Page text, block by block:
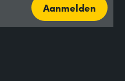
Aanmelden